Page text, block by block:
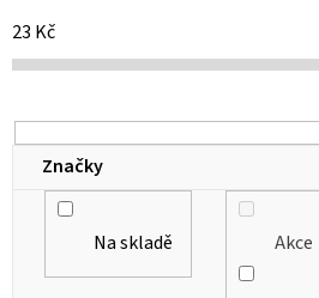
23 Kč
Na skladě Akce
Značky
p
r
o
d